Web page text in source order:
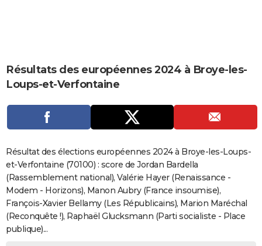
Dictionnaire
Biographies
Citations
Expressions
Proverbes
PROGRAMME TV
Se connecter
Entreprises
Service militaire
Avis de recherche
AVIS DE DÉCÈS
FORUM
Bricolage
Lifestyle
Culture
Sport
Auto
Television
Voyage
Cinema
Résultats des européennes 2024 à Broye-les-
Loups-et-Verfontaine
Résultat des élections européennes 2024 à Broye-les-Loups-
et-Verfontaine (70100) : score de Jordan Bardella
(Rassemblement national), Valérie Hayer (Renaissance -
Modem - Horizons), Manon Aubry (France insoumise),
François-Xavier Bellamy (Les Républicains), Marion Maréchal
(Reconquête !), Raphaël Glucksmann (Parti socialiste - Place
publique)...